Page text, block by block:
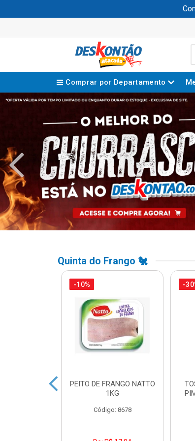
Compre
Comprar por Departamento
Quinta do Frango 🐔
-10%
PEITO DE FRANGO NATTO
1KG
Código: 8678
-